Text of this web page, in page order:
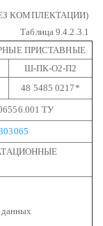
КОМПЛЕКТАЦИИ)
Таблица 9.4.2.3.1
ПРИСТАВНЫЕ
Ш-ПК-О2-П2
48 5485 0217*
ТУ
данных